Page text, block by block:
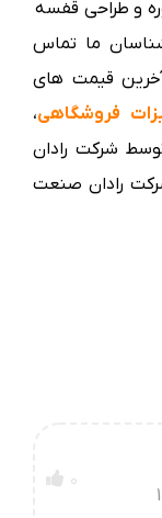
و طراحی قفسه
ما تماس
قیمت های
فروشگاهی،
شرکت رادان
رادان صنعت
0